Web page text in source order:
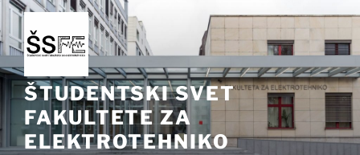
Skoči
na
vsebino
ŠTUDENTSKI SVET
FAKULTETE ZA
ELEKTROTEHNIKO